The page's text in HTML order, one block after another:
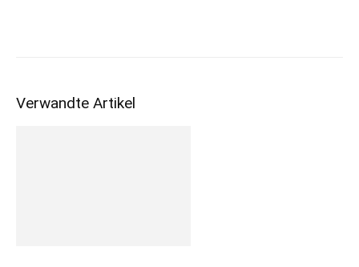
Verwandte Artikel